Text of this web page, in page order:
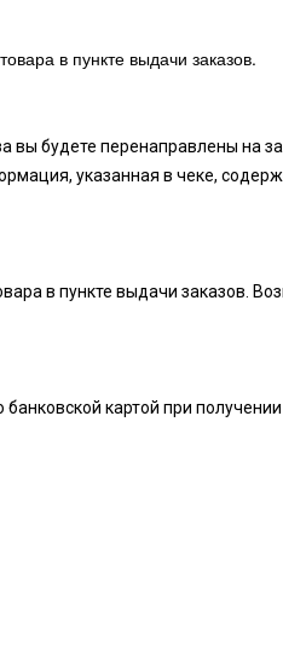
в пункте выдачи заказов.
вы будете перенаправлены на
указанная в чеке,
в пункте выдачи заказов.
картой при получении